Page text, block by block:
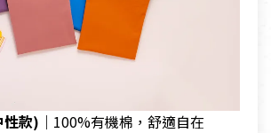
款)｜ 100%有機棉，舒適自在